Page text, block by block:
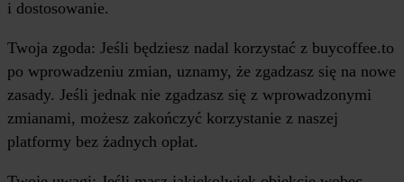
i dostosowanie.
Twoja zgoda: Jeśli będziesz nadal korzystać z buycoffee.to
po wprowadzeniu zmian, uznamy, że zgadzasz się na nowe
zasady. Jeśli jednak nie zgadzasz się z wprowadzonymi
zmianami, możesz zakończyć korzystanie z naszej
platformy bez żadnych opłat.